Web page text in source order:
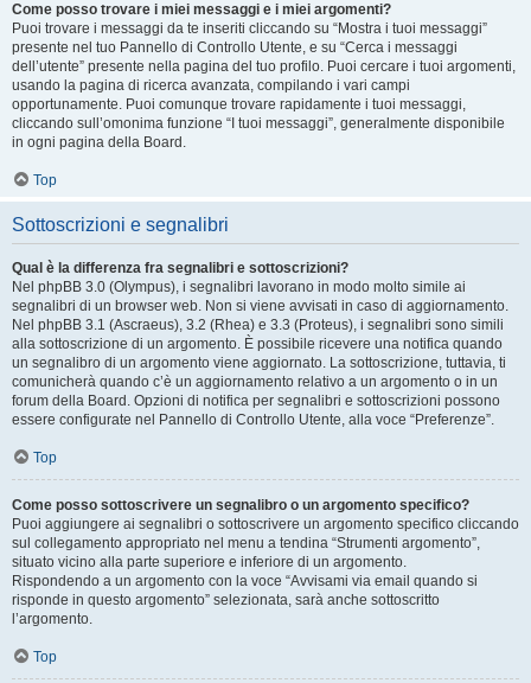
Come posso trovare i miei messaggi e i miei argomenti?
Puoi trovare i messaggi da te inseriti cliccando su “Mostra i tuoi messaggi”
presente nel tuo Pannello di Controllo Utente, e su “Cerca i messaggi
dell’utente” presente nella pagina del tuo profilo. Puoi cercare i tuoi argomenti,
usando la pagina di ricerca avanzata, compilando i vari campi
opportunamente. Puoi comunque trovare rapidamente i tuoi messaggi,
cliccando sull’omonima funzione “I tuoi messaggi”, generalmente disponibile
in ogni pagina della Board.
Top
Sottoscrizioni e segnalibri
Qual è la differenza fra segnalibri e sottoscrizioni?
Nel phpBB 3.0 (Olympus), i segnalibri lavorano in modo molto simile ai
segnalibri di un browser web. Non si viene avvisati in caso di aggiornamento.
Nel phpBB 3.1 (Ascraeus), 3.2 (Rhea) e 3.3 (Proteus), i segnalibri sono simili
alla sottoscrizione di un argomento. È possibile ricevere una notifica quando
un segnalibro di un argomento viene aggiornato. La sottoscrizione, tuttavia, ti
comunicherà quando c’è un aggiornamento relativo a un argomento o in un
forum della Board. Opzioni di notifica per segnalibri e sottoscrizioni possono
essere configurate nel Pannello di Controllo Utente, alla voce “Preferenze”.
Top
Come posso sottoscrivere un segnalibro o un argomento specifico?
Puoi aggiungere ai segnalibri o sottoscrivere un argomento specifico cliccando
sul collegamento appropriato nel menu a tendina “Strumenti argomento”,
situato vicino alla parte superiore e inferiore di un argomento.
Rispondendo a un argomento con la voce “Avvisami via email quando si
risponde in questo argomento” selezionata, sarà anche sottoscritto
l’argomento.
Top